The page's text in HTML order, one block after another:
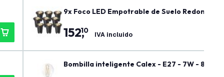
9x Foco LED Empotrable de Suelo Redondo
152,
10 IVA incluido
Bombilla inteligente Calex - E27 - 7W - 806